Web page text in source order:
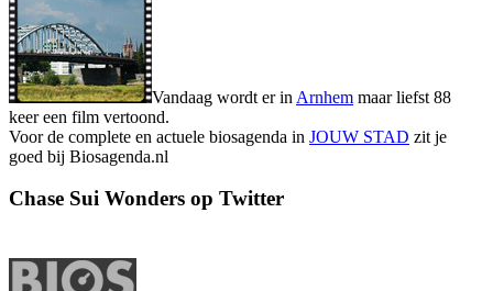
Vandaag wordt er in Arnhem maar liefst 88
keer een film vertoond.
Voor de complete en actuele biosagenda in JOUW STAD zit je
goed bij Biosagenda.nl
Chase Sui Wonders op Twitter